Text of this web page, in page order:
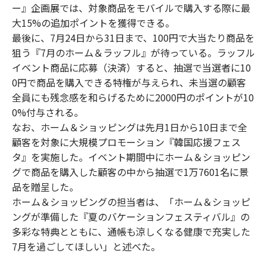
ー』企画展では、対象商品をモバイルで購入する際に最
大15%の追加ポイントを獲得できる。
最後に、7月24日から31日まで、100円で大当たり商品を
狙う『7月のホーム＆ラッフル』が待っている。ラッフル
イベント商品に応募（決済）すると、抽選で当選者に10
0円で商品を購入できる特権が与えられ、未当選の顧客
全員にも残念感を和らげるために2000円のポイントが10
0%付与される。
なお、ホーム＆ショッピングは先月1日から10日まで全
顧客を対象に大規模プロモーション『韓国応援フェス
タ』を実施した。イベント期間中にホーム＆ショッピン
グで商品を購入した顧客の中から抽選で1万7601名に景
品を贈呈した。
ホーム＆ショッピングの担当者は、「ホーム＆ショッピ
ングが準備した『夏のバケーションフェスティバル』の
多彩な特典とともに、通帳も涼しくなる健康で充実した
7月を過ごしてほしい」と述べた。